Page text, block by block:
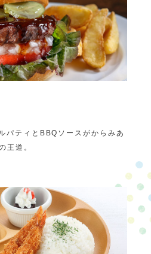
パティとBBQソースがからみあ
王道。